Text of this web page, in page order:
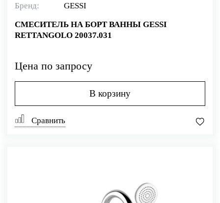
Бренд:
GESSI
СМЕСИТЕЛЬ НА БОРТ ВАННЫ GESSI
RETTANGOLO 20037.031
Цена по запросу
В корзину
Сравнить